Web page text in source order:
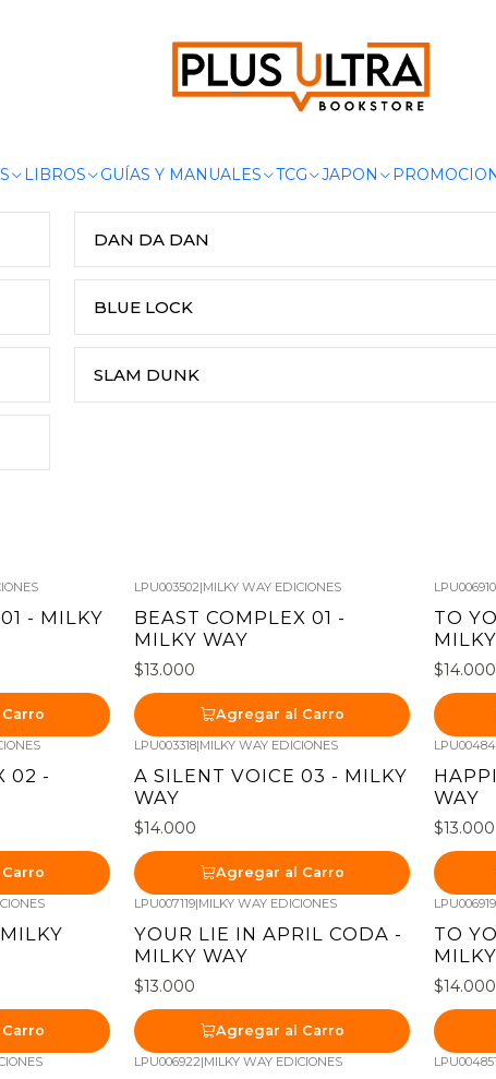
LIBROS GUÍAS Y MANUALES TCG JAPON
SHONEN
DAN DA DAN
BLUE LOCK
SLAM DUNK
- MILKY
LPU003502|MILKY WAY EDICIONES
BEAST COMPLEX 01 -
MILKY WAY
$13.000
Agregar al Carro
LPU006910
TO
$14.000
02 -
LPU003318|MILKY WAY EDICIONES
A SILENT VOICE 03 - MILKY
WAY
$14.000
Agregar al Carro
WAY
$13.000
LPU007119|MILKY WAY EDICIONES
YOUR LIE IN APRIL CODA -
MILKY WAY
$13.000
Agregar al Carro
LPU006919
TO
$14.000
LPU006922|MILKY WAY EDICIONES LPU004851